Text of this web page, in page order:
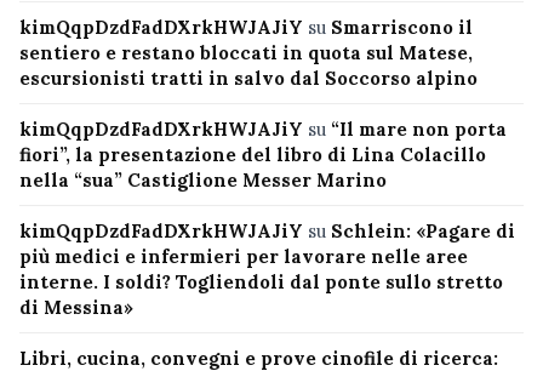
kimQqpDzdFadDXrkHWJAJiY su Smarriscono il
sentiero e restano bloccati in quota sul Matese,
escursionisti tratti in salvo dal Soccorso alpino
kimQqpDzdFadDXrkHWJAJiY su “Il mare non porta
fiori”, la presentazione del libro di Lina Colacillo
nella “sua” Castiglione Messer Marino
kimQqpDzdFadDXrkHWJAJiY su Schlein: «Pagare di
più medici e infermieri per lavorare nelle aree
interne. I soldi? Togliendoli dal ponte sullo stretto
di Messina»
Libri, cucina, convegni e prove cinofile di ricerca: